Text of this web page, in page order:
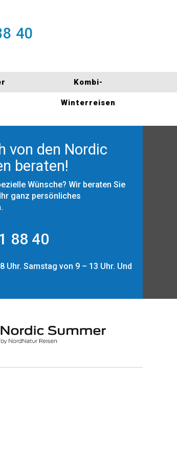
40
Kombi-
Winterreisen
von den Nordic
beraten!
Wünsche? Wir beraten Sie
ganz persönliches
88 40
Uhr. Samstag von 9 – 13 Uhr. Und